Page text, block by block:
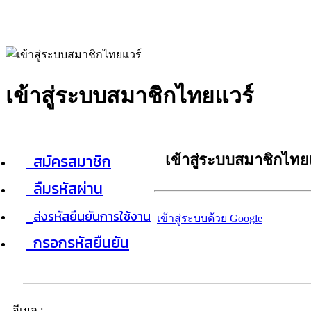
เข้าสู่ระบบสมาชิกไทยแวร์
สมัครสมาชิก
ลืมรหัสผ่าน
ส่งรหัสยืนยันการใช้งาน
กรอกรหัสยืนยัน
เข้าสู่ระบบสมาชิกไท
เข้าสู่ระบบด้วย Google